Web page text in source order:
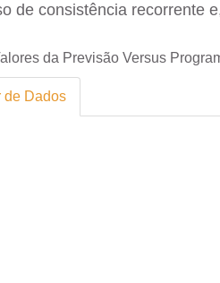
de consistência recorrente
da Previsão Versus
de Dados